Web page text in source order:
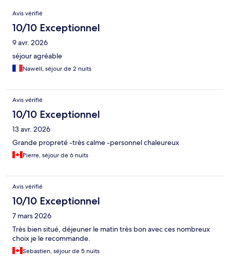
Avis
Avis vérifié
10/10 Exceptionnel
9 avr. 2026
séjour agréable
Nawell, séjour de 2 nuits
Avis vérifié
10/10 Exceptionnel
13 avr. 2026
Grande propreté -très calme -personnel chaleureux
Pierre, séjour de 6 nuits
Avis vérifié
10/10 Exceptionnel
7 mars 2026
Très bien situé, déjeuner le matin très bon avec ces nombreux
choix je le recommande.
Sebastien, séjour de 5 nuits